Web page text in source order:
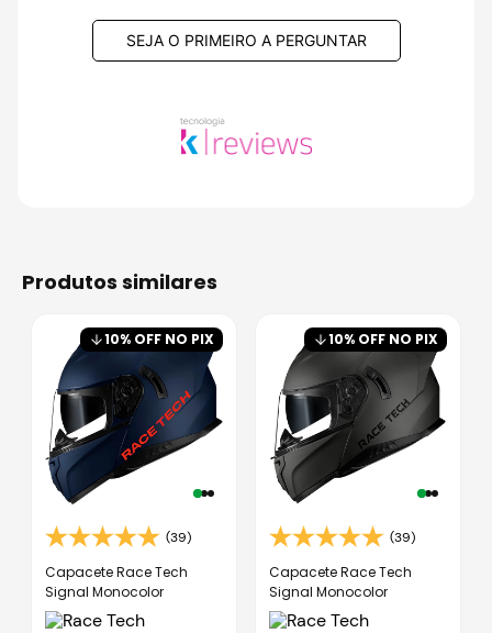
SEJA O PRIMEIRO A PERGUNTAR
produtos similares
10% OFF NO PIX
(39)
Capacete Race Tech
Signal Monocolor
10% OFF NO PIX
(39)
Capacete Race Tech
Signal Monocolor